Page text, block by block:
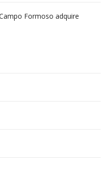
em desabamentos são
Formoso adquire